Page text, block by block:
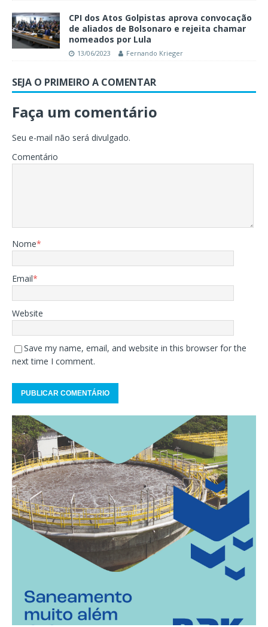
CPI dos Atos Golpistas aprova convocação
de aliados de Bolsonaro e rejeita chamar
nomeados por Lula
13/06/2023 Fernando Krieger
SEJA O PRIMEIRO A COMENTAR
Faça um comentário
Seu e-mail não será divulgado.
Comentário
Nome*
Email*
Website
Save my name, email, and website in this browser for the
next time I comment.